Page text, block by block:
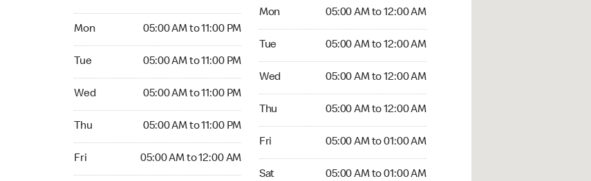
Mon 05:00 AM to 11:00 PM
Tue 05:00 AM to 11:00 PM
Wed 05:00 AM to 11:00 PM
Thu 05:00 AM to 11:00 PM
Fri 05:00 AM to 12:00 AM
Mon 05:00 AM to 12:00 AM
Tue 05:00 AM to 12:00 AM
Wed 05:00 AM to 12:00 AM
Thu 05:00 AM to 12:00 AM
Fri 05:00 AM to 01:00 AM
Sat 05:00 AM to 01:00 AM